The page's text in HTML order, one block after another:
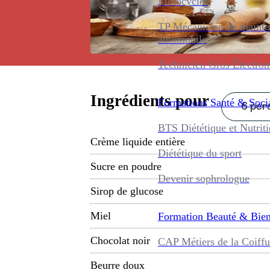
TP Mécanicien de
automobile
Technicien Gros
Formations Santé &
BTS Diététique et
Diététique du sport
Devenir sophrologue
Formation Beauté &
CAP Métiers de la
Ingrédients pour 6
Crème liquide entière
Sucre en poudre
Sirop de glucose
Miel
Chocolat noir
Beurre doux